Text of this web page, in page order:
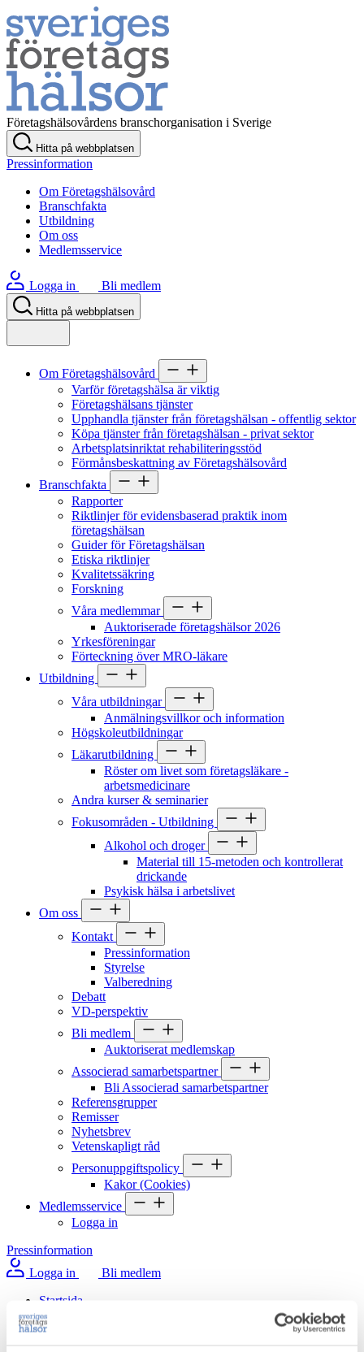
Företagshälsovårdens branschorganisation i Sverige
Hitta på webbplatsen
Pressinformation
Om Företagshälsovård
Branschfakta
Utbildning
Om oss
Medlemsservice
Logga in Bli medlem
Hitta på webbplatsen
Om Företagshälsovård
Varför företagshälsa är viktig
Företagshälsans tjänster
Upphandla tjänster från företagshälsan - offentlig sektor
Köpa tjänster från företagshälsan - privat sektor
Arbetsplatsinriktat rehabiliteringsstöd
Förmånsbeskattning av Företagshälsovård
Branschfakta
Rapporter
Riktlinjer för evidensbaserad praktik inom
företagshälsan
Guider för Företagshälsan
Etiska riktlinjer
Kvalitetssäkring
Forskning
Våra medlemmar
Auktoriserade företagshälsor 2026
Yrkesföreningar
Förteckning över MRO-läkare
Utbildning
Våra utbildningar
Anmälningsvillkor och information
Högskoleutbildningar
Läkarutbildning
Röster om livet som företagsläkare -
arbetsmedicinare
Andra kurser & seminarier
Fokusområden - Utbildning
Alkohol och droger
Material till 15-metoden och kontrollerat
drickande
Psykisk hälsa i arbetslivet
Om oss
Kontakt
Pressinformation
Styrelse
Valberedning
Debatt
VD-perspektiv
Bli medlem
Auktoriserat medlemskap
Associerad samarbetspartner
Bli Associerad samarbetspartner
Referensgrupper
Remisser
Nyhetsbrev
Vetenskapligt råd
Personuppgiftspolicy
Kakor (Cookies)
Medlemsservice
Logga in
Pressinformation
Logga in
Bli medlem
Startsida
/
Aktuellt i omvärlden